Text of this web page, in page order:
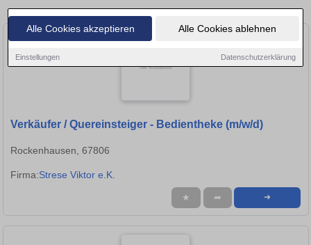
Alle Cookies akzeptieren Alle Cookies ablehnen
Einstellungen Datenschutzerklärung
Verkäufer / Quereinsteiger - Bedientheke (m/w/d)
Rockenhausen, 67806
Firma:Strese Viktor e.K.
★ ➦ ➜